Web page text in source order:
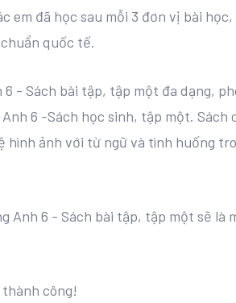
em đã học sau mỗi 3 đơn vị bài
quốc tế.
- Sách bài tập, tập một đa dạng,
6 -Sách học sinh, tập một. Sách
hình ảnh với từ ngữ và tình huống
Anh 6 - Sách bài tập, tập một sẽ
công!